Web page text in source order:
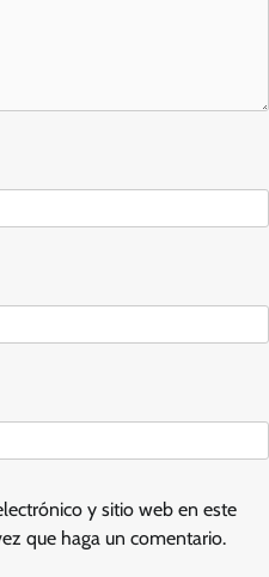
y sitio web en este
que haga un comentario.